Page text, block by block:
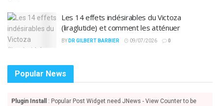
Les 14 effets indésirables du Victoza
(liraglutide) et comment les atténuer
BY DR GILBERT BARBIER 09/07/2026 0
Popular News
Plugin Install
: Popular Post Widget need JNews - View Counter to be